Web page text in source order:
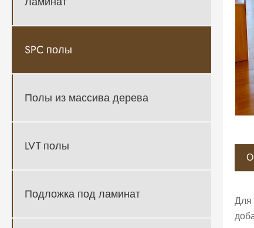
SPC полы
Полы из массива дерева
LVT полы
Подложка под ламинат
Для